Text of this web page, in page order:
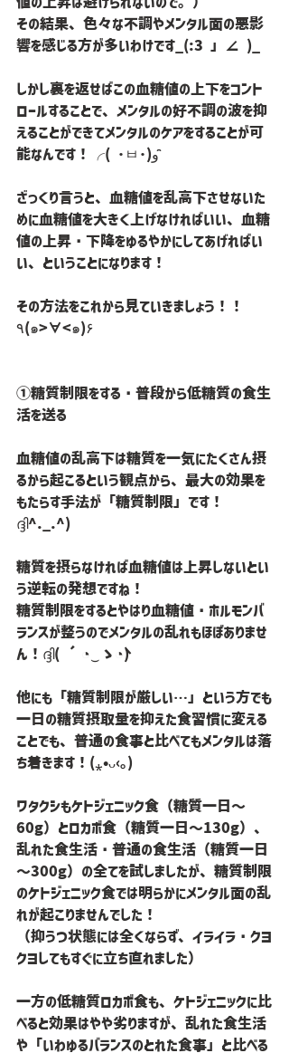
その結果、色々な不調やメンタル面の悪影
響を感じる方が多いわけです_(:3 」∠ )_
しかし裏を返せばこの血糖値の上下をコント
ロールすることで、メンタルの好不調の波を抑
えることができてメンタルのケアをすることが可
能なんです！╭( ･ㅂ･)و ̑̑
ざっくり言うと、血糖値を乱高下させないた
めに血糖値を大きく上げなければいい、血糖
値の上昇・下降をゆるやかにしてあげればい
い、ということになります！
その方法をこれから見ていきましょう！！
٩(๑>∀<๑)۶
①糖質制限をする・普段から低糖質の食生
活を送る
血糖値の乱高下は糖質を一気にたくさん摂
るから起こるという観点から、最大の効果を
もたらす手法が「糖質制限」です！
ദ്ദി^._.^)
糖質を摂らなければ血糖値は上昇しないとい
う逆転の発想ですね！
糖質制限をするとやはり血糖値・ホルモンバ
ランスが整うのでメンタルの乱れもほぼありませ
ん！ദ്ദി( ´◔‿ゝ◔`)
他にも「糖質制限が厳しい…」という方でも
一日の糖質摂取量を抑えた食習慣に変える
ことでも、普通の食事と比べてもメンタルは落
ち着きます！(⁎•ᴗ‹｡)
ワタクシもケトジェニック食（糖質一日～
60g）とロカボ食（糖質一日～130g）、
乱れた食生活・普通の食生活（糖質一日
～300g）の全てを試しましたが、糖質制限
のケトジェニック食では明らかにメンタル面の乱
れが起こりませんでした！
（抑うつ状態には全くならず、イライラ・クヨ
クヨしてもすぐに立ち直れました）
一方の低糖質ロカボ食も、ケトジェニックに比
べると効果はやや劣りますが、乱れた食生活
や「いわゆるバランスのとれた食事」と比べる